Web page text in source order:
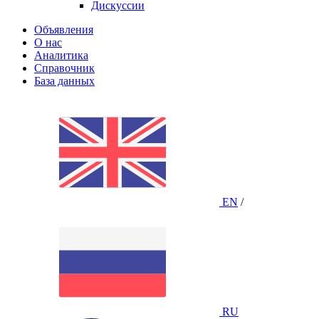
Дискуссии
Объявления
О нас
Аналитика
Справочник
База данных
EN /
RU